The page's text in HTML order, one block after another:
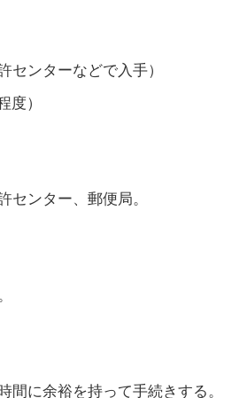
センターなどで入手）
度）
センター、郵便局。
間に余裕を持って手続きする。